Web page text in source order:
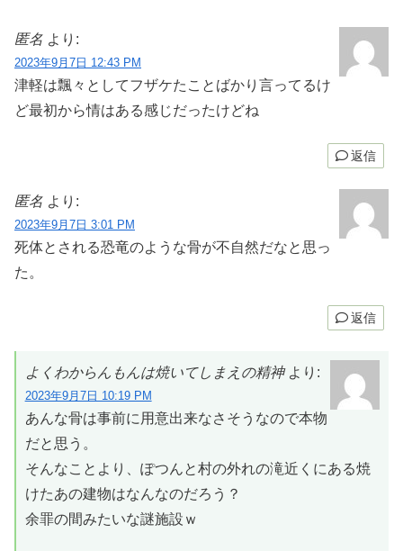
匿名 より:
2023年9月7日 12:43 PM
津軽は飄々としてフザケたことばかり言ってるけ
ど最初から情はある感じだったけどね
返信
匿名 より:
2023年9月7日 3:01 PM
死体とされる恐竜のような骨が不自然だなと思っ
た。
返信
よくわからんもんは焼いてしまえの精神 より:
2023年9月7日 10:19 PM
あんな骨は事前に用意出来なさそうなので本物
だと思う。
そんなことより、ぽつんと村の外れの滝近くにある焼
けたあの建物はなんなのだろう？
余罪の間みたいな謎施設ｗ